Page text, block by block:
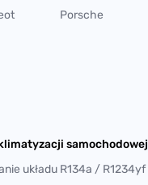
Porsche
samochodowej
układu R134a / R1234yf